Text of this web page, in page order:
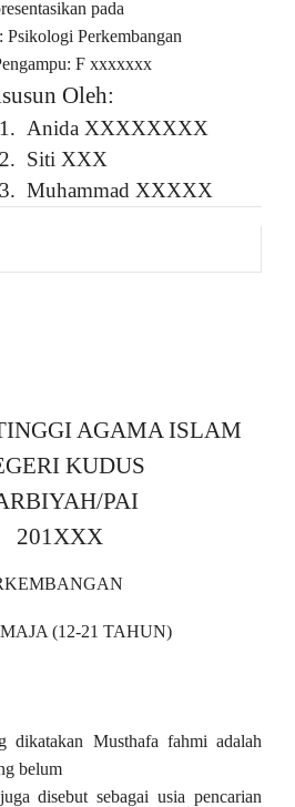
pada
Perkembangan
F xxxxxxx
Oleh:
1. Anida XXXXXXXX
2. Siti XXX
3. Muhammad XXXXX
AGAMA ISLAM
KUDUS
PAI
201XXX
(12-21 TAHUN)
dikatakan Musthafa fahmi adalah
belum
disebut sebagai usia pencarian